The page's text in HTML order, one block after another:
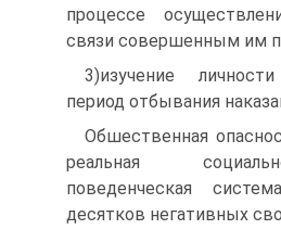
процессе
связи совершенным им
3)изучение
период отбывания
Обшественная
реальная социально-
поведенческая
десятков негативных